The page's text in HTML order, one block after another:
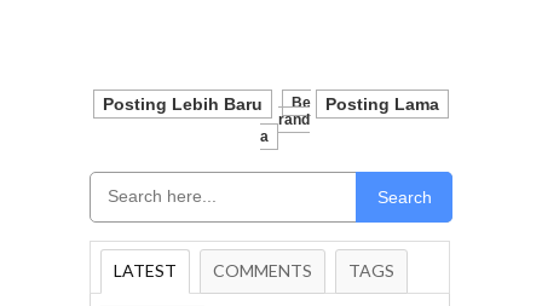
Posting Lebih Baru Posting Lama
Be
Rand
A
Search
LATEST COMMENTS TAGS